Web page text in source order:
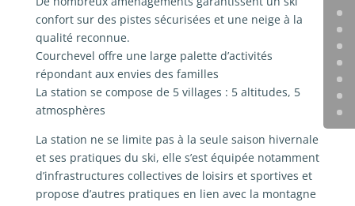
confort sur des pistes sécurisées et une neige à la
qualité reconnue.
Courchevel offre une large palette d’activités
répondant aux envies des familles
La station se compose de 5 villages : 5 altitudes, 5
atmosphères
La station ne se limite pas à la seule saison hivernale
et ses pratiques du ski, elle s’est équipée notamment
d’infrastructures collectives de loisirs et sportives et
propose d’autres pratiques en lien avec la montagne